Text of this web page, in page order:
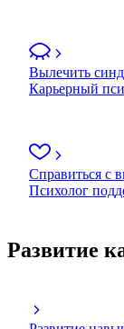
Вылечить
Карьерный
Справиться с
Психолог
Развитие